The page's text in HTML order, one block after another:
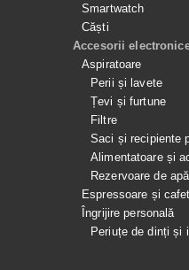
Smartwatch
Căști
Accesorii
Aspiratoare
Perii și lavete
Țevi și furtune
Filtre
Saci și recipiente
Alimentatoare și
Rezervoare de apă
Espressoare și
Îngrijire personală
Periuțe de dinți și